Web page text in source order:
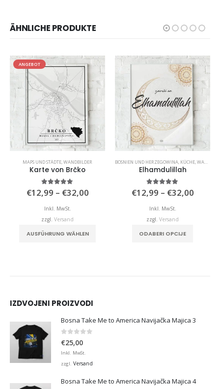
ÄHNLICHE PRODUKTE
ANGEBOT
MAPS UND STÄDTE,WANDBILDER
Karte von Brčko
5.00 von 5
€12,99 – €32,00Preisspanne:
Inkl. MwSt.
zzgl. Versand
AUSFÜHRUNG WÄHLEN
BOSNIEN UND HERZEGOWINA, KÜCHE,WANDBILDER
Elhamdulillah
5.00 von 5
€12,99 – €32,00
Inkl. MwSt.
zzgl. Versand
ODABERI OPCIJE
IZDVOJENI PROIZVODI
Bosna Take Me to America Navijačka Majica 3
0 von 5
€25,00
Inkl. MwSt.
zzgl. Versand
Bosna Take Me to America Navijačka Majica 4